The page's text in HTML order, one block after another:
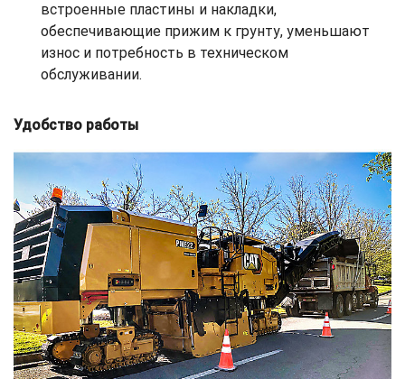
встроенные пластины и накладки,
обеспечивающие прижим к грунту, уменьшают
износ и потребность в техническом
обслуживании.
Удобство работы